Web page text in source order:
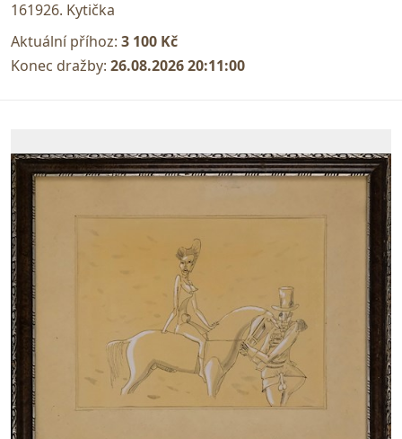
161926. Kytička
Aktuální příhoz: 3 100 Kč
Konec dražby: 26.08.2026 20:11:00